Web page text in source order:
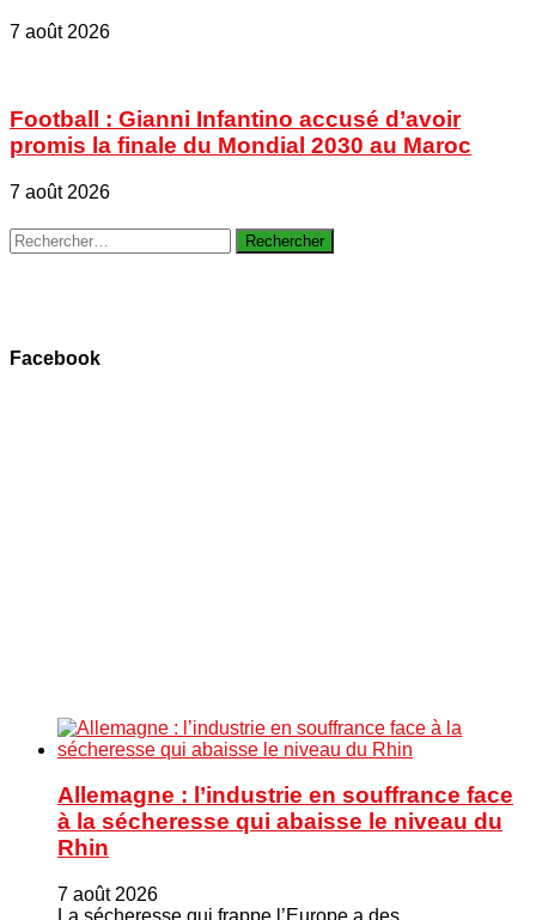
7 août 2026
Football : Gianni Infantino accusé d’avoir
promis la finale du Mondial 2030 au Maroc
7 août 2026
Rechercher :
Facebook
Allemagne : l’industrie en souffrance face
à la sécheresse qui abaisse le niveau du
Rhin
7 août 2026